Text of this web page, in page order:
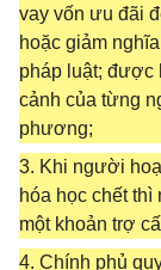
vay vốn ưu đãi
hoặc giảm
pháp luật; được
cảnh của từng
phương;
3. Khi người
hóa học chết
một khoản trợ
4. Chính phủ